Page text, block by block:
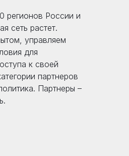
регионов России и
сеть растет.
управляем
для
к своей
партнеров
Партнеры –